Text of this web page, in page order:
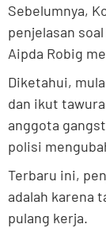
Sebelumnya,
penjelasan
Aipda Robig
Diketahui,
dan ikut
anggota
polisi
Terbaru ini,
adalah karena
pulang kerja.